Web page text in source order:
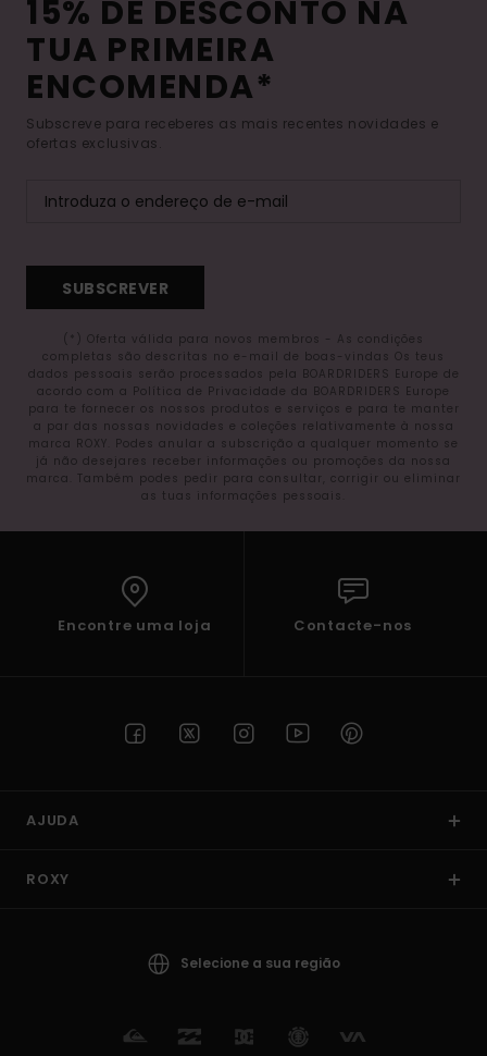
15% DE DESCONTO NA
TUA PRIMEIRA
ENCOMENDA*
Subscreve para receberes as mais recentes novidades e
ofertas exclusivas.
SUBSCREVER
(*) Oferta válida para novos membros - As condições
completas são descritas no e-mail de boas-vindas Os teus
dados pessoais serão processados pela BOARDRIDERS Europe de
acordo com a Política de Privacidade da BOARDRIDERS Europe
para te fornecer os nossos produtos e serviços e para te manter
a par das nossas novidades e coleções relativamente à nossa
marca ROXY. Podes anular a subscrição a qualquer momento se
já não desejares receber informações ou promoções da nossa
marca. Também podes pedir para consultar, corrigir ou eliminar
as tuas informações pessoais.
Encontre uma loja Contacte-nos
AJUDA
ROXY
Selecione a sua região